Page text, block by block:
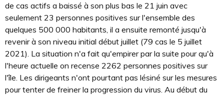
de cas actifs a baissé à son plus bas le 21 juin avec
seulement 23 personnes positives sur l'ensemble des
quelques 500 000 habitants, il a ensuite remonté jusqu'à
revenir à son niveau initial début juillet (79 cas le 5 juillet
2021). La situation n'a fait qu'empirer par la suite pour qu'à
l'heure actuelle on recense 2262 personnes positives sur
l'île. Les dirigeants n'ont pourtant pas lésiné sur les mesures
pour tenter de freiner la progression du virus. Au début du